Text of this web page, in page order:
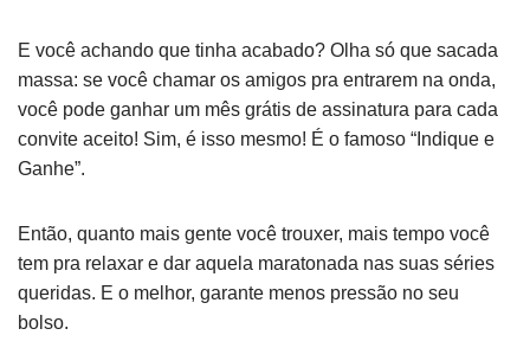
E você achando que tinha acabado? Olha só que sacada
massa: se você chamar os amigos pra entrarem na onda,
você pode ganhar um mês grátis de assinatura para cada
convite aceito! Sim, é isso mesmo! É o famoso “Indique e
Ganhe”.
Então, quanto mais gente você trouxer, mais tempo você
tem pra relaxar e dar aquela maratonada nas suas séries
queridas. E o melhor, garante menos pressão no seu
bolso.